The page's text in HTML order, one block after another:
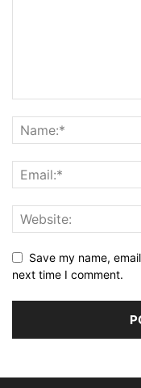
Save my name,
next time I comment.